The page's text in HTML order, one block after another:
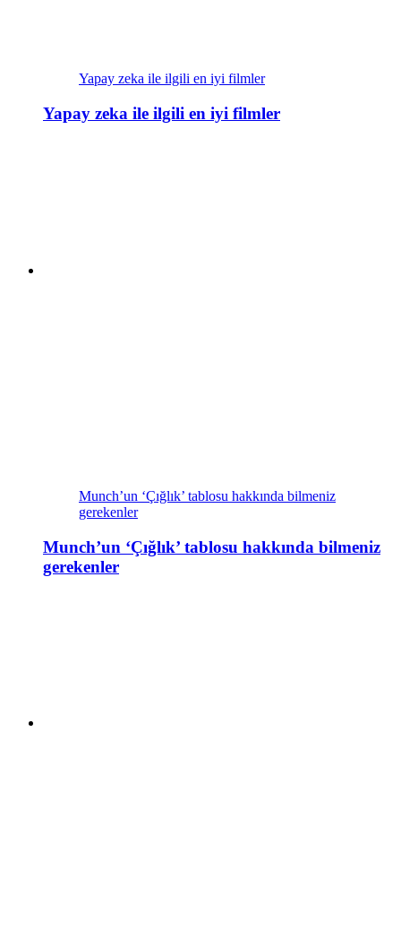
Yapay zeka ile ilgili en iyi filmler
Yapay zeka ile ilgili en iyi filmler
Munch’un ‘Çığlık’ tablosu hakkında bilmeniz
gerekenler
Munch’un ‘Çığlık’ tablosu hakkında bilmeniz
gerekenler